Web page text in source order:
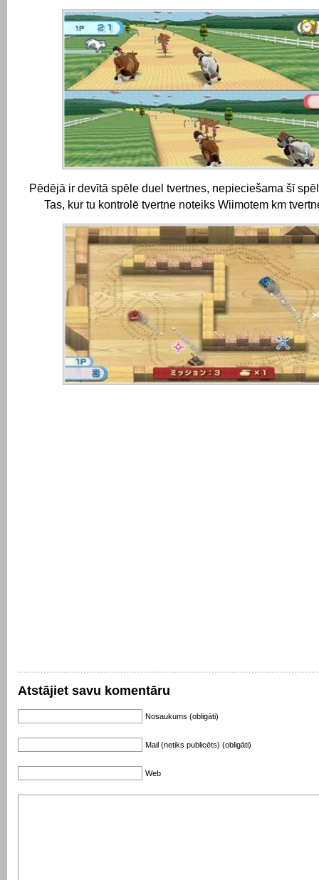
Pēdējā ir devītā spēle duel tvertnes, nepieciešama šī
Tas, kur tu kontrolē tvertne noteiks Wiimotem km
Atstājiet savu komentāru
Nosaukums (obligāti)
Mail (netiks publicēts) (obligāti)
Web